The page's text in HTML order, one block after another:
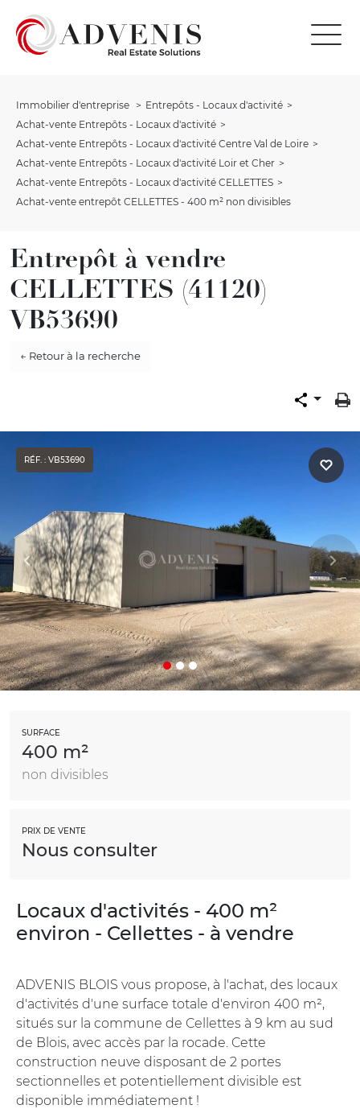
Immobilier d'entreprise
Entrepôts - Locaux d'activité
Achat-vente Entrepôts - Locaux d'activité
Achat-vente Entrepôts - Locaux d'activité Centre Val de Loire
Achat-vente Entrepôts - Locaux d'activité Loir et Cher
Achat-vente Entrepôts - Locaux d'activité CELLETTES
Achat-vente entrepôt CELLETTES - 400 m² non divisibles
Entrepôt à vendre
CELLETTES (41120)
VB53690
← Retour à la recherche
RÉF. : VB53690
SURFACE
400 m²
non divisibles
PRIX DE VENTE
Nous consulter
Locaux d'activités - 400 m²
environ - Cellettes - à vendre
ADVENIS BLOIS vous propose, à l'achat, des locaux
d'activités d'une surface totale d'environ 400 m²,
situés sur la commune de Cellettes à 9 km au sud
de Blois, avec accès par la rocade. Cette
construction neuve disposant de 2 portes
sectionnelles et potentiellement divisible est
disponible immédiatement !